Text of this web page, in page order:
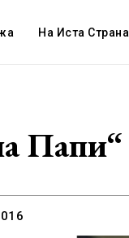
На Иста Страна
Папи“